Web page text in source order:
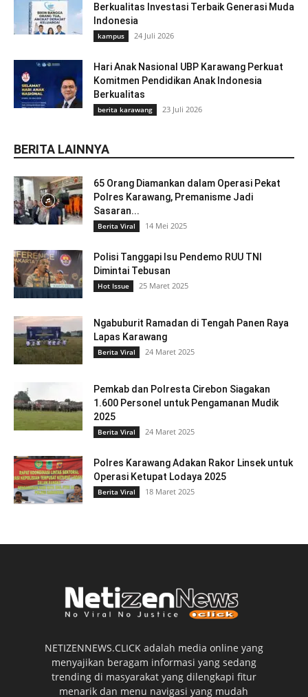
Berkualitas Investasi Terbaik Generasi Muda
Indonesia
kampus 24 Juli 2026
Hari Anak Nasional UBP Karawang Perkuat
Komitmen Pendidikan Anak Indonesia
Berkualitas
berita karawang 23 Juli 2026
BERITA LAINNYA
65 Orang Diamankan dalam Operasi Pekat
Polres Karawang, Premanisme Jadi
Sasaran...
Berita Viral 14 Mei 2025
Polisi Tanggapi Isu Pendemo RUU TNI
Dimintai Tebusan
Hot Issue 25 Maret 2025
Ngabuburit Ramadan di Tengah Panen Raya
Lapas Karawang
Berita Viral 24 Maret 2025
Pemkab dan Polresta Cirebon Siagakan
1.600 Personel untuk Pengamanan Mudik
2025
Berita Viral 24 Maret 2025
Polres Karawang Adakan Rakor Linsek untuk
Operasi Ketupat Lodaya 2025
Berita Viral 18 Maret 2025
NETIZENNEWS.CLICK adalah media online yang
menyajikan beragam informasi yang sedang
trending di masyarakat yang dilengkapi fitur
menarik dan menu navigasi yang mudah